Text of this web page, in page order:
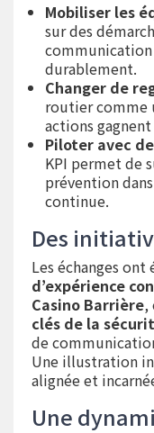
Mobiliser les
sur des
communication
durablement.
Changer de
routier comme
actions
Piloter avec
KPI permet de
prévention
continue.
Des
Les échanges
d’expérience
Casino Barrière,
clés de la
de
Une illustration
alignée et
Une